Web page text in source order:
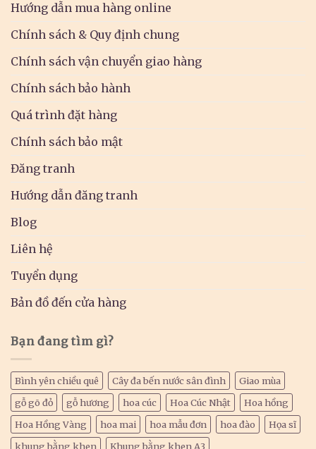
Hướng dẫn mua hàng online
Chính sách & Quy định chung
Chính sách vận chuyển giao hàng
Chính sách bảo hành
Quá trình đặt hàng
Chính sách bảo mật
Đăng tranh
Hướng dẫn đăng tranh
Blog
Liên hệ
Tuyển dụng
Bản đồ đến cửa hàng
Bạn đang tìm gì?
Bình yên chiều quê Cây đa bến nước sân đình
Giao mùa
gỗ gõ đỏ
gỗ hương hoa cúc Hoa Cúc Nhật
Hoa hồng
Hoa Hồng Vàng
hoa mai hoa mẫu đơn hoa đào
Họa sĩ
khung bằng khen
Khung bằng khen A3